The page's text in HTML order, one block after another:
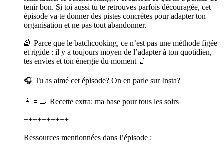
tenir bon. Si toi aussi tu te retrouves parfois découragée, cet
épisode va te donner des pistes concrètes pour adapter ton
organisation et ne pas tout abandonner.
🌈 Parce que le batchcooking, ce n’est pas une méthode figée
et rigide : il y a toujours moyen de l’adapter à ton quotidien,
tes envies et ton énergie du moment 🤘🏼
🎧 Tu as aimé cet épisode? On en parle sur Insta?
👩🏻‍🍳 Recette extra: ma base pour tous les soirs
++++++++++
Ressources mentionnées dans l’épisode :